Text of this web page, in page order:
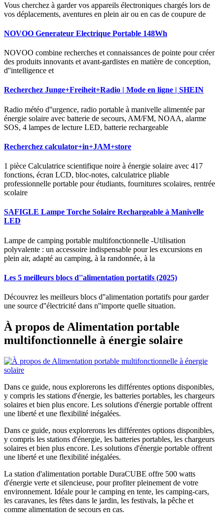
Vous cherchez à garder vos appareils électroniques chargés lors de
vos déplacements, aventures en plein air ou en cas de coupure de
NOVOO Generateur Electrique Portable 148Wh
NOVOO combine recherches et connaissances de pointe pour créer
des produits innovants et avant-gardistes en matière de conception,
d''intelligence et
Recherchez Junge+Freiheit+Radio | Mode en ligne | SHEIN
Radio météo d''urgence, radio portable à manivelle alimentée par
énergie solaire avec batterie de secours, AM/FM, NOAA, alarme
SOS, 4 lampes de lecture LED, batterie rechargeable
Recherchez calculator+in+JAM+store
1 pièce Calculatrice scientifique noire à énergie solaire avec 417
fonctions, écran LCD, bloc-notes, calculatrice pliable
professionnelle portable pour étudiants, fournitures scolaires, rentrée
scolaire
SAFIGLE Lampe Torche Solaire Rechargeable à Manivelle
LED
Lampe de camping portable multifonctionnelle -Utilisation
polyvalente : un accessoire indispensable pour les excursions en
plein air, adapté au camping, à la randonnée, à la
Les 5 meilleurs blocs d''alimentation portatifs (2025)
Découvrez les meilleurs blocs d''alimentation portatifs pour garder
une source d''électricité dans n''importe quelle situation.
À propos de Alimentation portable
multifonctionnelle à énergie solaire
Dans ce guide, nous explorerons les différentes options disponibles,
y compris les stations d'énergie, les batteries portables, les chargeurs
solaires et bien plus encore. Les solutions d'énergie portable offrent
une liberté et une flexibilité inégalées.
Dans ce guide, nous explorerons les différentes options disponibles,
y compris les stations d'énergie, les batteries portables, les chargeurs
solaires et bien plus encore. Les solutions d'énergie portable offrent
une liberté et une flexibilité inégalées.
La station d'alimentation portable DuraCUBE offre 500 watts
d'énergie verte et silencieuse, pour profiter pleinement de votre
environnement. Idéale pour le camping en tente, les camping-cars,
les caravanes, les fêtes dans le jardin, les festivals, la pêche et
comme alimentation de secours en cas.